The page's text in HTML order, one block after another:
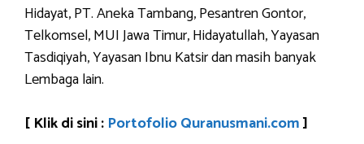
Hidayat, PT. Aneka Tambang, Pesantren Gontor,
Telkomsel, MUI Jawa Timur, Hidayatullah, Yayasan
Tasdiqiyah, Yayasan Ibnu Katsir dan masih banyak
Lembaga lain.
[ Klik di sini : Portofolio Quranusmani.com]